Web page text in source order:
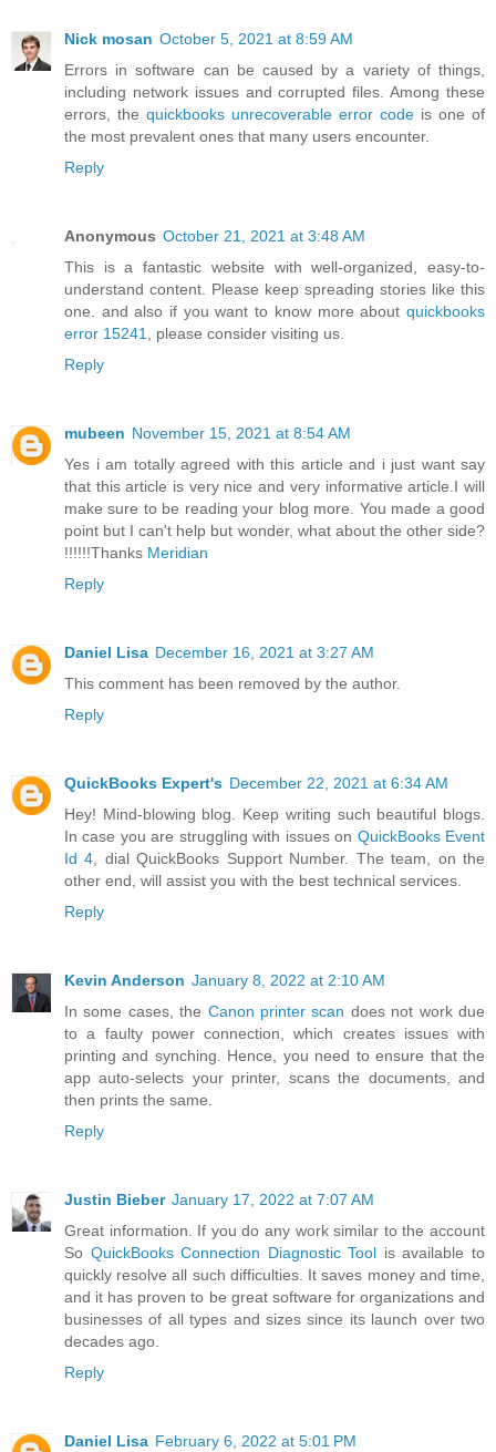
Nick mosan October 5, 2021 at 8:59 AM
Errors in software can be caused by a variety of things,
including network issues and corrupted files. Among these
errors, the quickbooks unrecoverable error code is one of
the most prevalent ones that many users encounter.
Reply
Anonymous October 21, 2021 at 3:48 AM
This is a fantastic website with well-organized, easy-to-
understand content. Please keep spreading stories like this
one. and also if you want to know more about quickbooks
error 15241, please consider visiting us.
Reply
mubeen November 15, 2021 at 8:54 AM
Yes i am totally agreed with this article and i just want say
that this article is very nice and very informative article.I will
make sure to be reading your blog more. You made a good
point but I can't help but wonder, what about the other side?
!!!!!!Thanks Meridian
Reply
Daniel Lisa December 16, 2021 at 3:27 AM
This comment has been removed by the author.
Reply
QuickBooks Expert's December 22, 2021 at 6:34 AM
Hey! Mind-blowing blog. Keep writing such beautiful blogs.
In case you are struggling with issues on QuickBooks Event
Id 4, dial QuickBooks Support Number. The team, on the
other end, will assist you with the best technical services.
Reply
Kevin Anderson January 8, 2022 at 2:10 AM
In some cases, the Canon printer scan does not work due
to a faulty power connection, which creates issues with
printing and synching. Hence, you need to ensure that the
app auto-selects your printer, scans the documents, and
then prints the same.
Reply
Justin Bieber January 17, 2022 at 7:07 AM
Great information. If you do any work similar to the account
So QuickBooks Connection Diagnostic Tool is available to
quickly resolve all such difficulties. It saves money and time,
and it has proven to be great software for organizations and
businesses of all types and sizes since its launch over two
decades ago.
Reply
Daniel Lisa February 6, 2022 at 5:01 PM